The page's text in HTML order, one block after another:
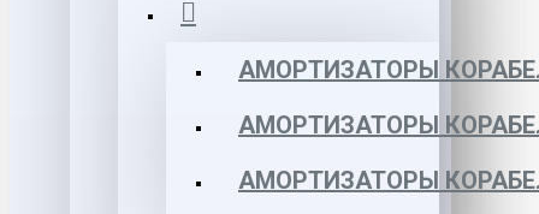
АМОРТИЗАТОРЫ
АМОРТИЗАТОРЫ
АМОРТИЗАТОРЫ